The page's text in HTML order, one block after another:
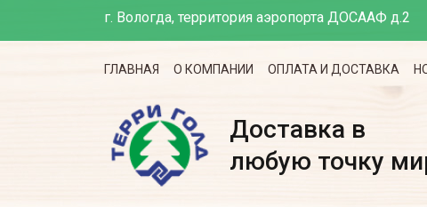
г. Вологда, территория аэропорта ДОСААФ д.2
ГЛАВНАЯ О КОМПАНИИ ОПЛАТА И ДОСТАВКА
Доставка в
любую точку